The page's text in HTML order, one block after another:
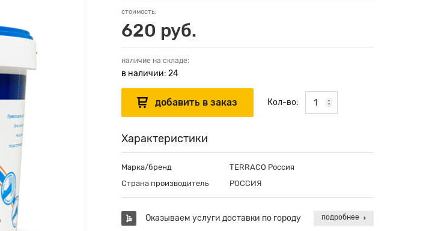
стоимость:
620 руб.
наличие на складе:
в наличии: 24
Кол-во:
Характеристики
Марка/бренд
TERRACO Россия
Страна производитель
РОССИЯ
Оказываем услуги доставки по городу подробнее